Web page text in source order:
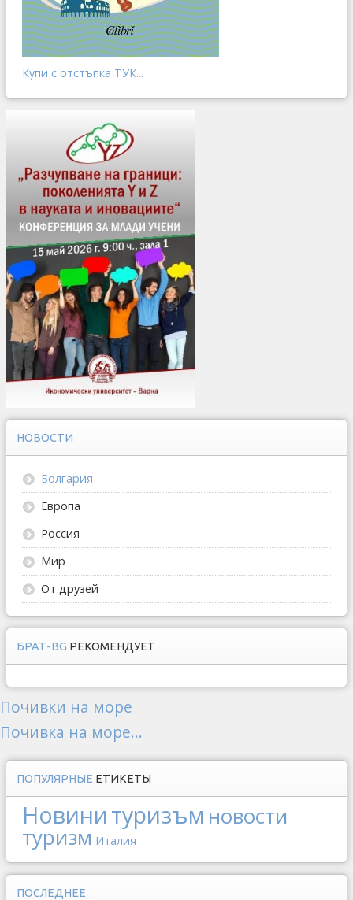
Купи с отстъпка ТУК...
НОВОСТИ
Болгария
Европа
Россия
Мир
От друзей
БРАТ-BG РЕКОМЕНДУЕТ
Почивки на море
Почивка на море...
ПОПУЛЯРНЫЕ ЕТИКЕТЫ
Новинитуризъм новости
туризм Италия
ПОСЛЕДНЕЕ